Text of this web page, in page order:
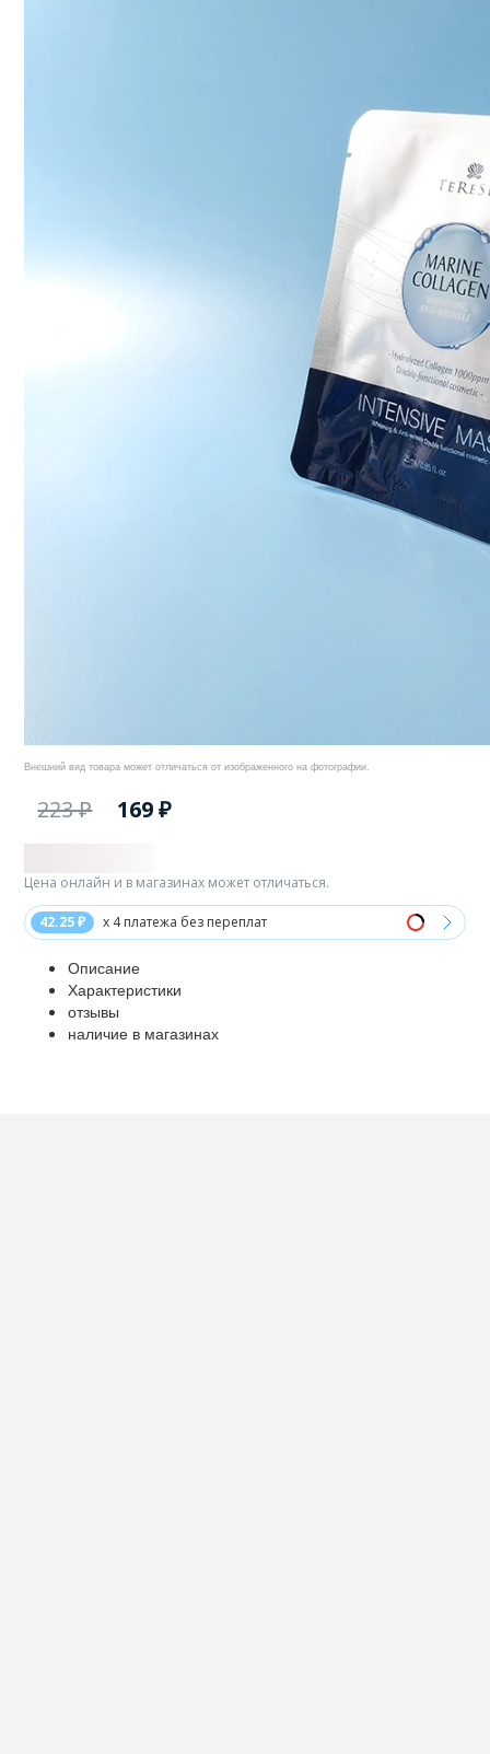
Внешний вид товара может отличаться от изображенного на фотографии.
223 ₽ 169 ₽
42.25 ₽ x 4 платежа без переплат
Цена онлайн и в магазинах может отличаться.
Описание
Характеристики
отзывы
наличие в магазинах